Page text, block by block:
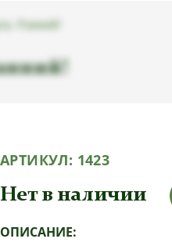
АРТИКУЛ: 1423
Нет в наличии
ОПИСАНИЕ: